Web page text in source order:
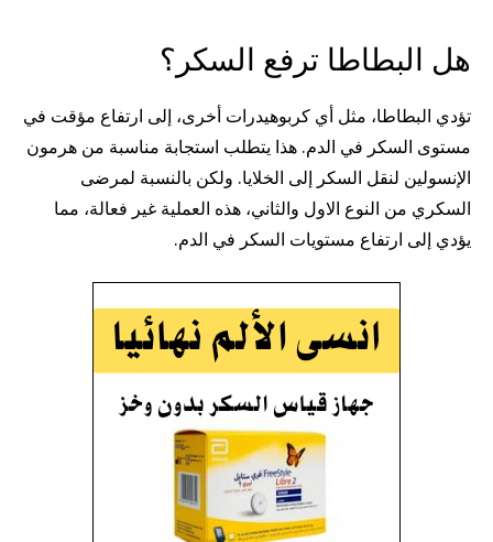
هل البطاطا ترفع السكر؟
تؤدي البطاطا، مثل أي كربوهيدرات أخرى، إلى ارتفاع مؤقت في
مستوى السكر في الدم. هذا يتطلب استجابة مناسبة من هرمون
الإنسولين لنقل السكر إلى الخلايا. ولكن بالنسبة لمرضى
السكري من النوع الاول والثاني، هذه العملية غير فعالة، مما
يؤدي إلى ارتفاع مستويات السكر في الدم.